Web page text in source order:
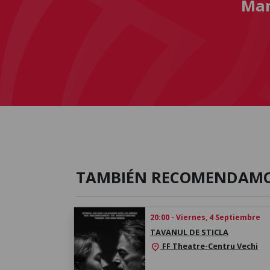
TAMBIÉN
20:00 - Viernes, 4 Septiembre
TAVANUL DE STICLA
location_on FF Theatre-Centru Vechi